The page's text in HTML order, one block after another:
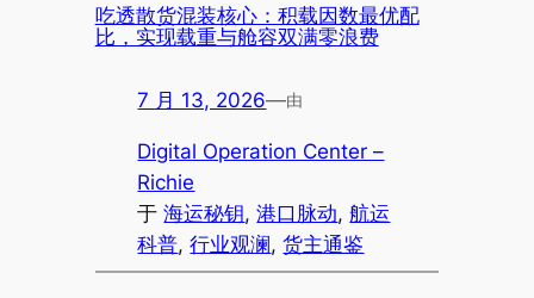
吃透散货混装核心：积载因数最优配
比，实现载重与舱容双满零浪费
7 月 13, 2026—由
Digital Operation Center –
Richie
于海运秘钥, 港口脉动, 航运
科普, 行业观澜, 货主通鉴